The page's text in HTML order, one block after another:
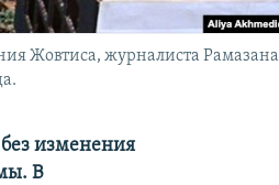
Жовтиса, журналиста Рамазана
изменения
В